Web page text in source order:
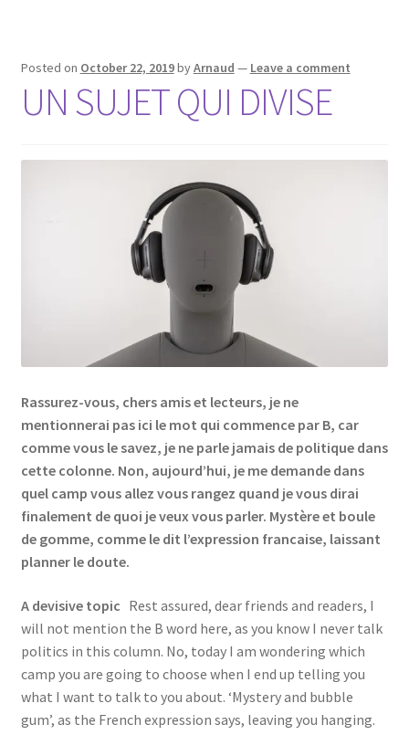
Posted on October 22, 2019byArnaud — Leave a comment
UN SUJET QUI DIVISE
Rassurez-vous, chers amis et lecteurs, je ne
mentionnerai pas ici le mot qui commence par B, car
comme vous le savez, je ne parle jamais de politique dans
cette colonne. Non, aujourd’hui, je me demande dans
quel camp vous allez vous rangez quand je vous dirai
finalement de quoi je veux vous parler. Mystère et boule
de gomme, comme le dit l’expression francaise, laissant
planner le doute.
A devisive topic Rest assured, dear friends and readers, I
will not mention the B word here, as you know I never talk
politics in this column. No, today I am wondering which
camp you are going to choose when I end up telling you
what I want to talk to you about. ‘Mystery and bubble
gum’, as the French expression says, leaving you hanging.